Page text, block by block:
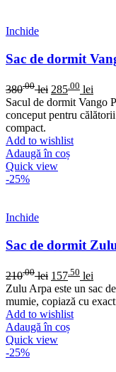
Inchide
Sac de dormit
380.00 lei 285 .00 lei
Sacul de dormit Vango
conceput pentru
compact.
Add to wishlist
Adaugă în coș
Quick view
-25%
Inchide
Sac de dormit
210.00 lei 157 .50 lei
Zulu Arpa este un sac
mumie, copiază cu
Add to wishlist
Adaugă în coș
Quick view
-25%